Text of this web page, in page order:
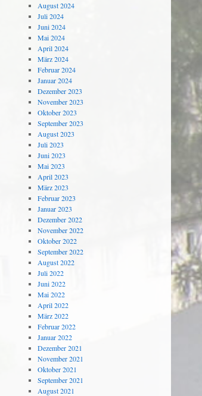
August 2024
Juli 2024
Juni 2024
Mai 2024
April 2024
März 2024
Februar 2024
Januar 2024
Dezember 2023
November 2023
Oktober 2023
September 2023
August 2023
Juli 2023
Juni 2023
Mai 2023
April 2023
März 2023
Februar 2023
Januar 2023
Dezember 2022
November 2022
Oktober 2022
September 2022
August 2022
Juli 2022
Juni 2022
Mai 2022
April 2022
März 2022
Februar 2022
Januar 2022
Dezember 2021
November 2021
Oktober 2021
September 2021
August 2021